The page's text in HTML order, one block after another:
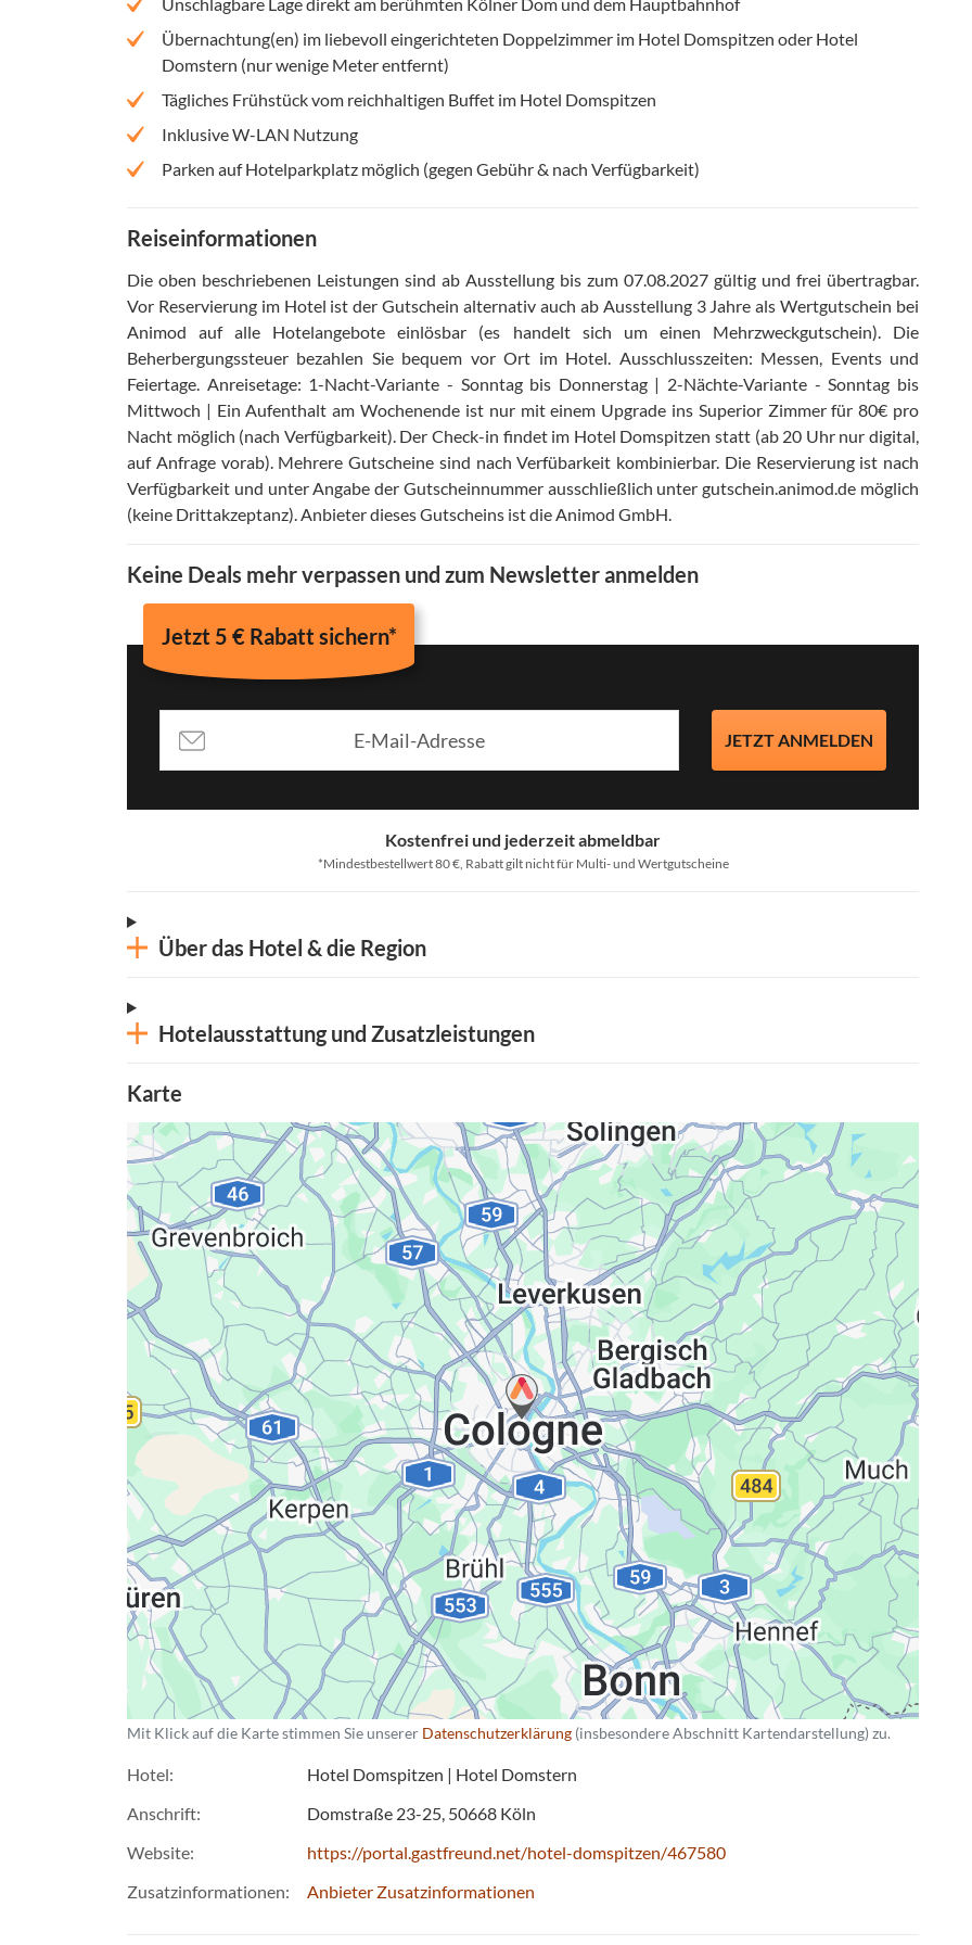
Übernachtung(en) im liebevoll eingerichteten Doppelzimmer im Hotel Domspitzen oder Hotel
Domstern (nur wenige Meter entfernt)
Tägliches Frühstück vom reichhaltigen Buffet im Hotel Domspitzen
Inklusive W-LAN Nutzung
Parken auf Hotelparkplatz möglich (gegen Gebühr & nach Verfügbarkeit)
Reiseinformationen
Die oben beschriebenen Leistungen sind ab Ausstellung bis zum 07.08.2027 gültig und frei übertragbar.
Vor Reservierung im Hotel ist der Gutschein alternativ auch ab Ausstellung 3 Jahre als Wertgutschein bei
Animod auf alle Hotelangebote einlösbar (es handelt sich um einen Mehrzweckgutschein). Die
Beherbergungssteuer bezahlen Sie bequem vor Ort im Hotel. Ausschlusszeiten: Messen, Events und
Feiertage. Anreisetage: 1-Nacht-Variante - Sonntag bis Donnerstag | 2-Nächte-Variante - Sonntag bis
Mittwoch | Ein Aufenthalt am Wochenende ist nur mit einem Upgrade ins Superior Zimmer für 80€ pro
Nacht möglich (nach Verfügbarkeit). Der Check-in findet im Hotel Domspitzen statt (ab 20 Uhr nur digital,
auf Anfrage vorab). Mehrere Gutscheine sind nach Verfübarkeit kombinierbar. Die Reservierung ist nach
Verfügbarkeit und unter Angabe der Gutscheinnummer ausschließlich unter gutschein.animod.de möglich
(keine Drittakzeptanz).Anbieter dieses Gutscheins ist die Animod GmbH.
Keine Deals mehr verpassen und zum Newsletter anmelden
Jetzt 5 € Rabatt sichern*
JETZT ANMELDEN
Kostenfrei und jederzeit abmeldbar
*Mindestbestellwert 80 €, Rabatt gilt nicht für Multi- und Wertgutscheine
Über das Hotel & die Region
Hotelausstattung und Zusatzleistungen
Karte
Datenschutzerklärung
Mit Klick auf die Karte stimmen Sie unserer Datenschutzerklärung (insbesondere Abschnitt Kartendarstellung) zu.
Hotel
Hotel Domspitzen | Hotel Domstern
Anschrift
Domstraße 23-25 50668 Köln
Website
https://portal.gastfreund.net/hotel-domspitzen/467580
Zusatzinformationen
Anbieter Zusatzinformationen